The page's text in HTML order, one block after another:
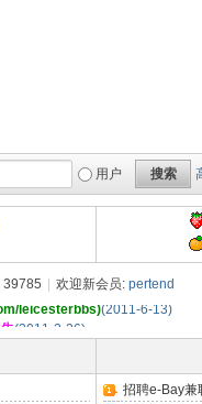
用户 搜索
39785 欢迎新会员: pertend
3-8)
leicesterbbs) (2011-6-13)
(2011-2-26)
3-8)
leicesterbbs)
(2011-2-26)
招聘e-Bay兼